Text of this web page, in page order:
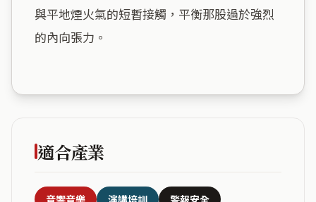
與平地煙火氣的短暫接觸，平衡那股過於強烈
的內向張力。
適合產業